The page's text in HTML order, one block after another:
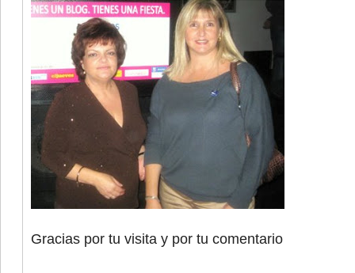
Gracias por tu visita y por tu comentario